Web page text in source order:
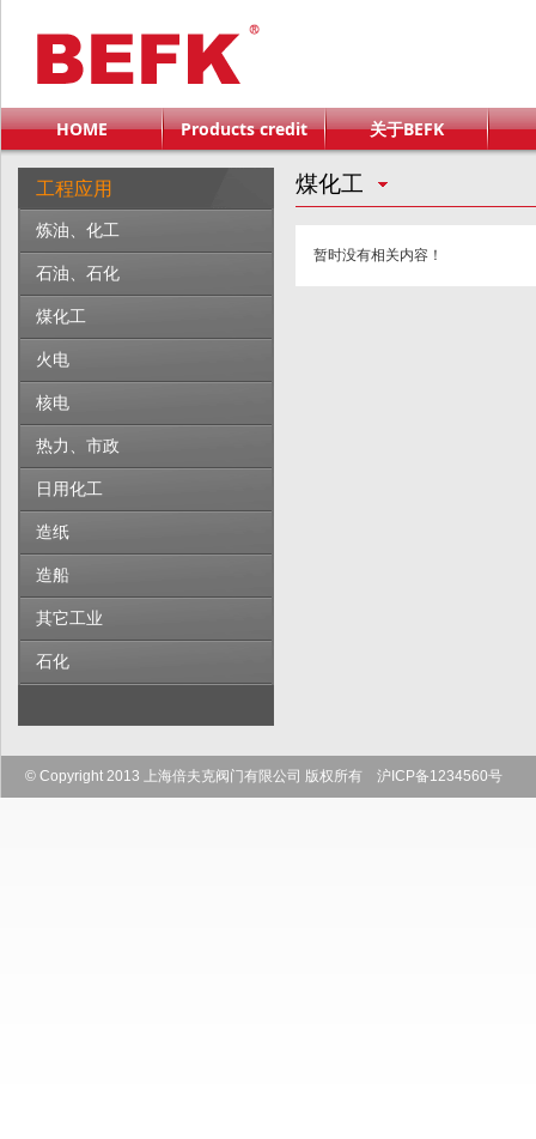
HOME Products credit 关于BEFK
工程应用
炼油、化工
石油、石化
煤化工
火电
核电
热力、市政
日用化工
造纸
造船
其它工业
石化
煤化工
暂时没有相关内容！
© Copyright 2013 上海倍夫克阀门有限公司 版权所有 沪ICP备1234560号